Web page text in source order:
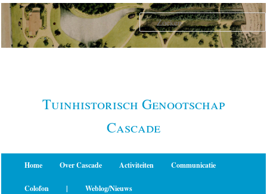
Spring
naar
primaire
Tuinhistorisch Genootschap
Cascade
Home Over Cascade Activiteiten Communicatie
Colofon | Weblog/Nieuws